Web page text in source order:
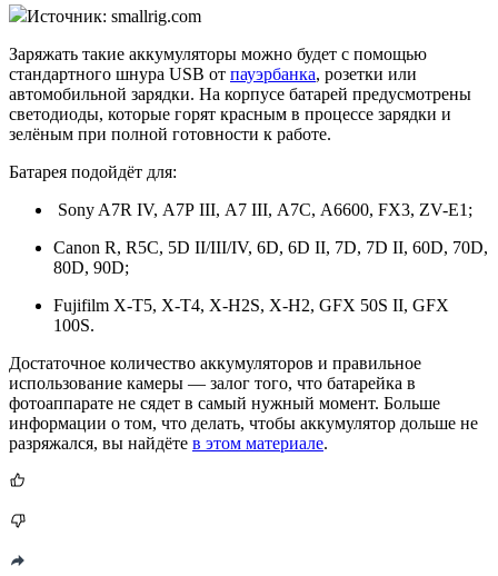
Источник: smallrig.com
Заряжать такие аккумуляторы можно будет с помощью
стандартного шнура USB от пауэрбанка, розетки или
автомобильной зарядки. На корпусе батарей предусмотрены
светодиоды, которые горят красным в процессе зарядки и
зелёным при полной готовности к работе.
Батарея подойдёт для:
Sony A7R IV, А7Р III, А7 III, А7С, А6600, FX3, ZV-E1;
Canon R, R5C, 5D II/III/IV, 6D, 6D II, 7D, 7D II, 60D, 70D,
80D, 90D;
Fujifilm Х-Т5, Х-Т4, Х-H2S, Х-Н2, GFX 50S II, GFX
100S.
Достаточное количество аккумуляторов и правильное
использование камеры — залог того, что батарейка в
фотоаппарате не сядет в самый нужный момент. Больше
информации о том, что делать, чтобы аккумулятор дольше не
разряжался, вы найдёте в этом материале.